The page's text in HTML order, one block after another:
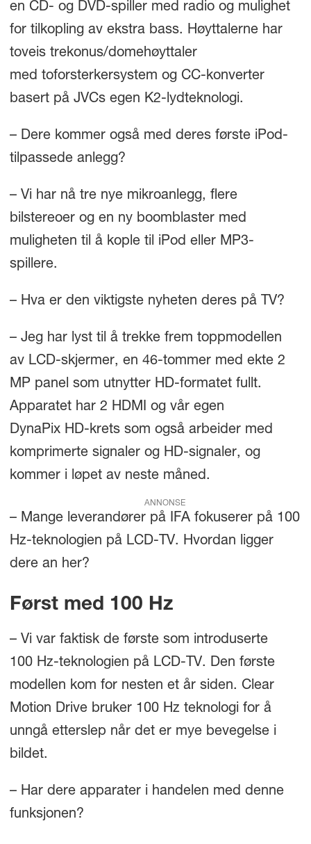
en CD- og DVD-spiller med radio og mulighet
for tilkopling av ekstra bass. Høyttalerne har
toveis trekonus/domehøyttaler
med toforsterkersystem og CC-konverter
basert på JVCs egen K2-lydteknologi.
– Dere kommer også med deres første iPod-
tilpassede anlegg?
– Vi har nå tre nye mikroanlegg, flere
bilstereoer og en ny boomblaster med
muligheten til å kople til iPod eller MP3-
spillere.
– Hva er den viktigste nyheten deres på TV?
– Jeg har lyst til å trekke frem toppmodellen
av LCD-skjermer, en 46-tommer med ekte 2
MP panel som utnytter HD-formatet fullt.
Apparatet har 2 HDMI og vår egen
DynaPix HD-krets som også arbeider med
komprimerte signaler og HD-signaler, og
kommer i løpet av neste måned.
ANNONSE
– Mange leverandører på IFA fokuserer på 100
Hz-teknologien på LCD-TV. Hvordan ligger
dere an her?
Først med 100 Hz
– Vi var faktisk de første som introduserte
100 Hz-teknologien på LCD-TV. Den første
modellen kom for nesten et år siden. Clear
Motion Drive bruker 100 Hz teknologi for å
unngå etterslep når det er mye bevegelse i
bildet.
– Har dere apparater i handelen med denne
funksjonen?